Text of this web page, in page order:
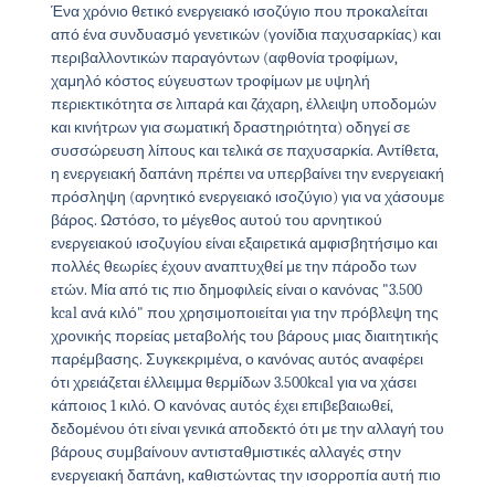
Ένα χρόνιο θετικό ενεργειακό ισοζύγιο που προκαλείται
από ένα συνδυασμό γενετικών (γονίδια παχυσαρκίας) και
περιβαλλοντικών παραγόντων (αφθονία τροφίμων,
χαμηλό κόστος εύγευστων τροφίμων με υψηλή
περιεκτικότητα σε λιπαρά και ζάχαρη, έλλειψη υποδομών
και κινήτρων για σωματική δραστηριότητα) οδηγεί σε
συσσώρευση λίπους και τελικά σε παχυσαρκία. Αντίθετα,
η ενεργειακή δαπάνη πρέπει να υπερβαίνει την ενεργειακή
πρόσληψη (αρνητικό ενεργειακό ισοζύγιο) για να χάσουμε
βάρος. Ωστόσο, το μέγεθος αυτού του αρνητικού
ενεργειακού ισοζυγίου είναι εξαιρετικά αμφισβητήσιμο και
πολλές θεωρίες έχουν αναπτυχθεί με την πάροδο των
ετών. Μία από τις πιο δημοφιλείς είναι ο κανόνας "3.500
kcal ανά κιλό" που χρησιμοποιείται για την πρόβλεψη της
χρονικής πορείας μεταβολής του βάρους μιας διαιτητικής
παρέμβασης. Συγκεκριμένα, ο κανόνας αυτός αναφέρει
ότι χρειάζεται έλλειμμα θερμίδων 3.500kcal για να χάσει
κάποιος 1 κιλό. Ο κανόνας αυτός έχει επιβεβαιωθεί,
δεδομένου ότι είναι γενικά αποδεκτό ότι με την αλλαγή του
βάρους συμβαίνουν αντισταθμιστικές αλλαγές στην
ενεργειακή δαπάνη, καθιστώντας την ισορροπία αυτή πιο